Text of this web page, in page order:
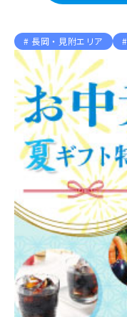
長岡・見附エリア